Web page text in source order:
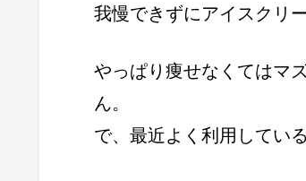
我慢できずにアイスクリ
やっぱり痩せなくてはマ
ん。
で、最近よく利用してい